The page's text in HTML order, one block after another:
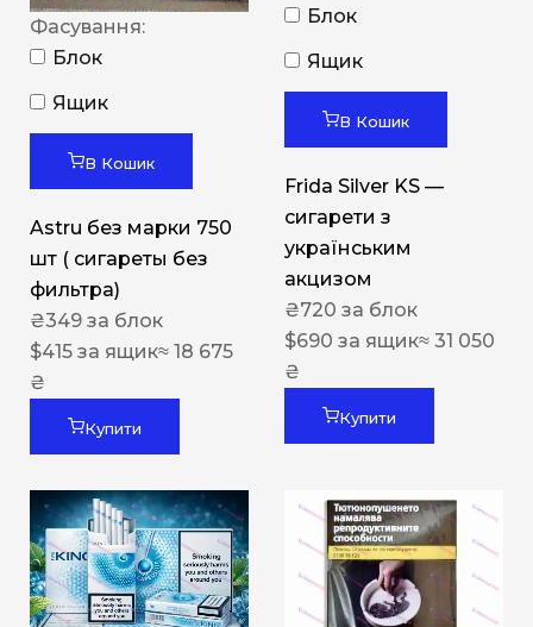
Фасування:
Блок
Ящик
В Кошик
Astru без марки 750
шт ( сигареты без
фильтра)
₴349 за блок
$415 за ящик≈ 18 675
₴
Купити
Блок
Ящик
В Кошик
Frida Silver KS —
сигарети з
українським
акцизом
₴720 за блок
$690 за ящик≈ 31 050
₴
Купити